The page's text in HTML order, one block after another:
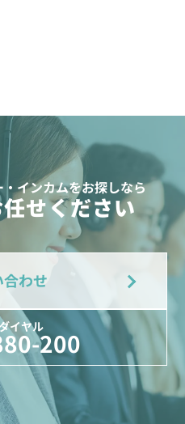
インカムをお探しなら
せください
わせ
イヤル
200